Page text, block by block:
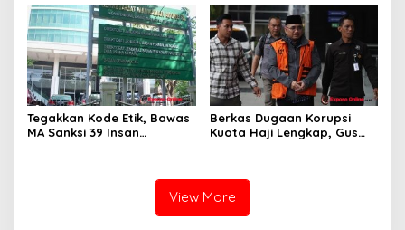
Tegakkan Kode Etik, Bawas
MA Sanksi 39 Insan
Berkas Dugaan Korupsi
Kuota Haji Lengkap, Gus
View More